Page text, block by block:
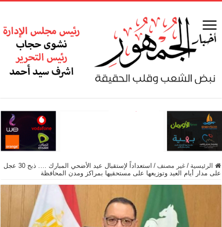
الرئيسية / غير مصنف /
استعداداً لإستقبال عيد الأضحي المبارك …. ذبح 30 عجل
على مدار أيام العيد وتوزيعها على مستحقيها بمراكز ومدن المحافظة